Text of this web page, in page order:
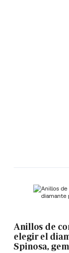
Anillos de
elegir el
Spinosa,